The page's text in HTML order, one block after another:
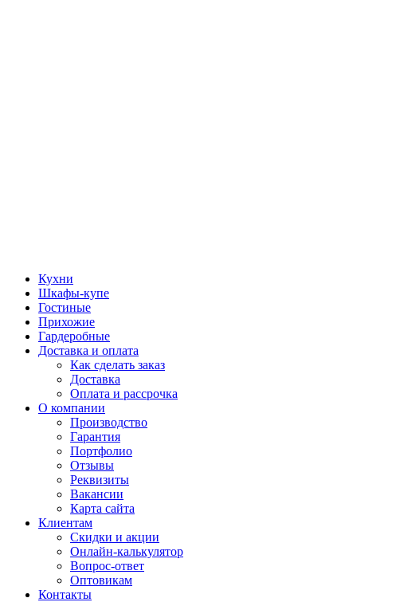
Кухни
Шкафы-купе
Гостиные
Прихожие
Гардеробные
Доставка и оплата
Как сделать заказ
Доставка
Оплата и рассрочка
О компании
Производство
Гарантия
Портфолио
Отзывы
Реквизиты
Вакансии
Карта сайта
Клиентам
Скидки и акции
Онлайн-калькулятор
Вопрос-ответ
Оптовикам
Контакты